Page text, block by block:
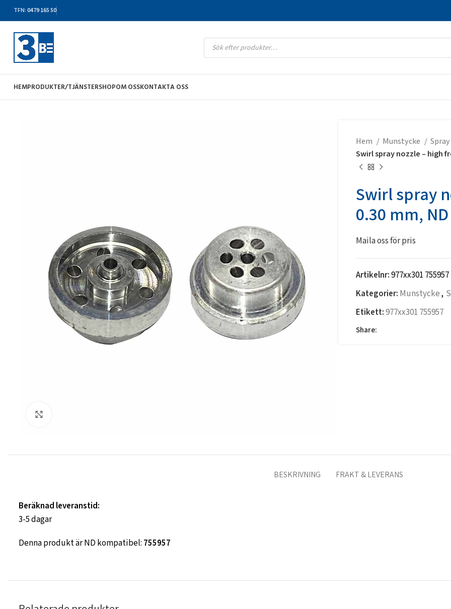
TFN: 0479 165 50
HEMPRODUKTER/TJÄNSTERSHOPOM OSSKONTAKTA OSS
Hem Munstycke
Spray
Swirl spray nozzle – high
Swirl spray
0.30 mm,
Maila oss för pris
Artikelnr:977xx301 755957
Kategorier: Munstycke,
Etikett:977xx301 755957
Share:
BESKRIVNING FRAKT & LEVERANS
Beräknad leveranstid:
3-5 dagar
Denna produkt är ND kompatibel: 755957